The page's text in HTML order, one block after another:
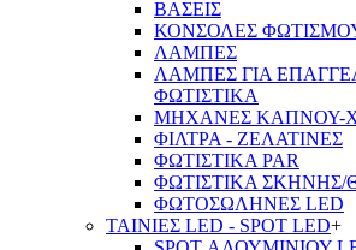
ΒΑΣΕΙΣ
ΚΟΝΣΟΛΕΣ
ΛΑΜΠΕΣ
ΛΑΜΠΕΣ ΓΙΑ
ΦΩΤΙΣΤΙΚΑ
ΜΗΧΑΝΕΣ ΚΑΠΝΟΥ-
ΦΙΛΤΡΑ - ΖΕΛΑΤΙΝΕΣ
ΦΩΤΙΣΤΙΚΑ PAR
ΦΩΤΙΣΤΙΚΑ ΣΚΗΝΗΣ/
ΦΩΤΟΣΩΛΗΝΕΣ LED
ΤΑΙΝΙΕΣ LED - SPOT LED+